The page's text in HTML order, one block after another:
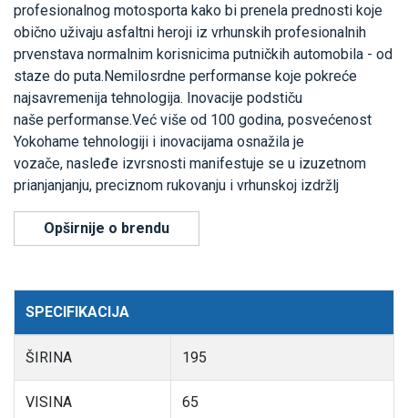
profesionalnog motosporta kako bi prenela prednosti koje
obično uživaju asfaltni heroji iz vrhunskih profesionalnih
prvenstava normalnim korisnicima putničkih automobila - od
staze do puta.Nemilosrdne performanse koje pokreće
najsavremenija tehnologija. Inovacije podstiču
naše performanse.Već više od 100 godina, posvećenost
Yokohame tehnologiji i inovacijama osnažila je
vozače, nasleđe izvrsnosti manifestuje se u izuzetnom
prianjanjanju, preciznom rukovanju i vrhunskoj izdržlj
Opširnije o brendu
SPECIFIKACIJA
ŠIRINA 195
VISINA 65